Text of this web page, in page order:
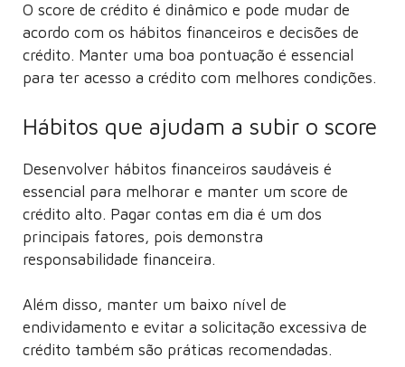
O score de crédito é dinâmico e pode mudar de
acordo com os hábitos financeiros e decisões de
crédito. Manter uma boa pontuação é essencial
para ter acesso a crédito com melhores condições.
Hábitos que ajudam a subir o score
Desenvolver hábitos financeiros saudáveis é
essencial para melhorar e manter um score de
crédito alto. Pagar contas em dia é um dos
principais fatores, pois demonstra
responsabilidade financeira.
Além disso, manter um baixo nível de
endividamento e evitar a solicitação excessiva de
crédito também são práticas recomendadas.